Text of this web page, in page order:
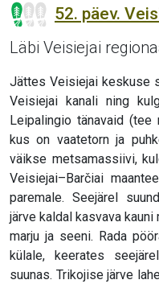
52. päev.
Läbi Veisiejai
Jättes Veisiejai keskuse
Veisiejai kanali ning
Leipalingio tänavaid (tee
kus on vaatetorn ja
väikse metsamassiivi,
Veisiejai–Barčiai
paremale. Seejärel
järve kaldal kasvava
marju ja seeni. Rada
külale, keerates
suunas. Trikojise järve